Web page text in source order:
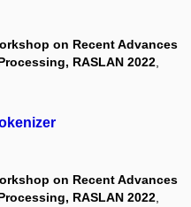
on Recent Advances
RASLAN 2022
on Recent Advances
RASLAN 2022,